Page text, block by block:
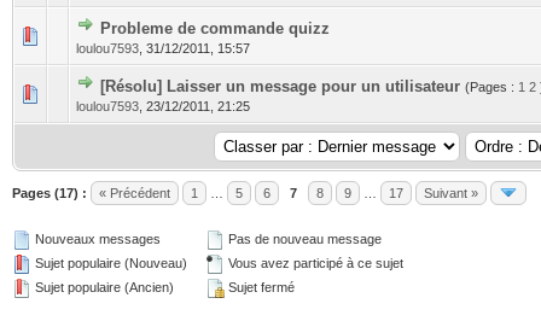
Probleme de commande quizz
loulou7593 31/12/2011, 15:57
[Résolu] Laisser un message pour un utilisateur (Pages : 1 2
loulou7593 23/12/2011, 21:25
Pages (17) : « Précédent 1 5 6 7 8 9 17 Suivant »
Nouveaux messages
Sujet populaire (Nouveau)
Sujet populaire (Ancien)
Pas de nouveau message
Vous avez participé à ce sujet
Sujet fermé